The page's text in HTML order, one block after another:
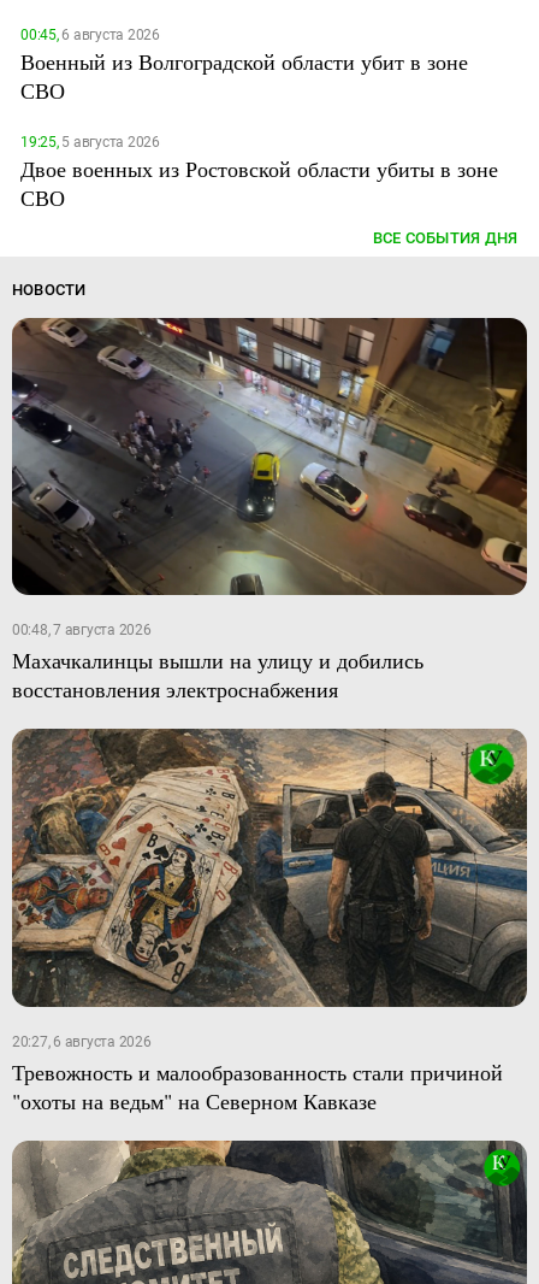
00:45,6 августа 2026
Военный из Волгоградской области убит в зоне
СВО
19:25,5 августа 2026
Двое военных из Ростовской области убиты в зоне
СВО
ВСЕ СОБЫТИЯ ДНЯ
НОВОСТИ
00:48, 7 августа 2026
Махачкалинцы вышли на улицу и добились
восстановления электроснабжения
20:27, 6 августа 2026
Тревожность и малообразованность стали причиной
"охоты на ведьм" на Северном Кавказе